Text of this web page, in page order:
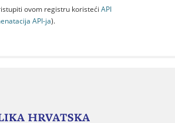
ovom registru koristeći API
API-jа).